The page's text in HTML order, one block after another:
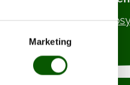
mètres près
Marketing
Voir les centres